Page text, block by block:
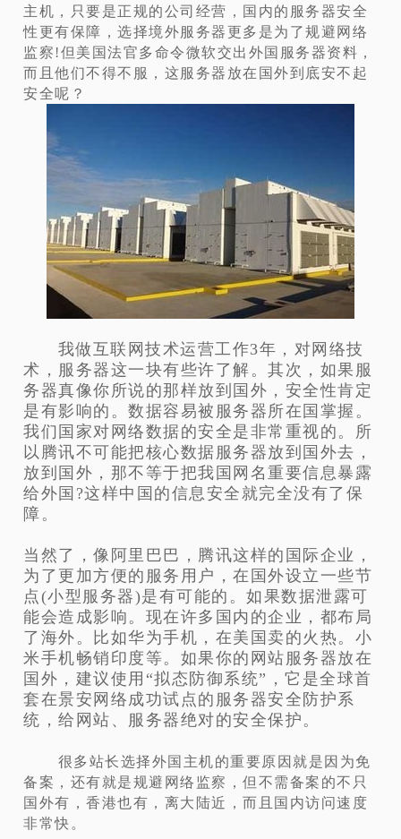
主机，只要是正规的公司经营，国内的服务器安全
性更有保障，选择境外服务器更多是为了规避网络
监察!但美国法官多命令微软交出外国服务器资料，
而且他们不得不服，这服务器放在国外到底安不起
安全呢？
我做互联网技术运营工作3年，对网络技
术，服务器这一块有些许了解。其次，如果服
务器真像你所说的那样放到国外，安全性肯定
是有影响的。数据容易被服务器所在国掌握。
我们国家对网络数据的安全是非常重视的。所
以腾讯不可能把核心数据服务器放到国外去，
放到国外，那不等于把我国网名重要信息暴露
给外国?这样中国的信息安全就完全没有了保
障。
当然了，像阿里巴巴，腾讯这样的国际企业，
为了更加方便的服务用户，在国外设立一些节
点(小型服务器)是有可能的。如果数据泄露可
能会造成影响。现在许多国内的企业，都布局
了海外。比如华为手机，在美国卖的火热。小
米手机畅销印度等。如果你的网站服务器放在
国外，建议使用“拟态防御系统”，它是全球首
套在景安网络成功试点的服务器安全防护系
统，给网站、服务器绝对的安全保护。
很多站长选择外国主机的重要原因就是因为免
备案，还有就是规避网络监察，但不需备案的不只
国外有，香港也有，离大陆近，而且国内访问速度
非常快。